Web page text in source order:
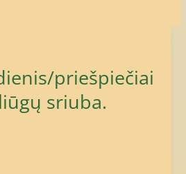
priešpiečiai
sriuba.
Trinta